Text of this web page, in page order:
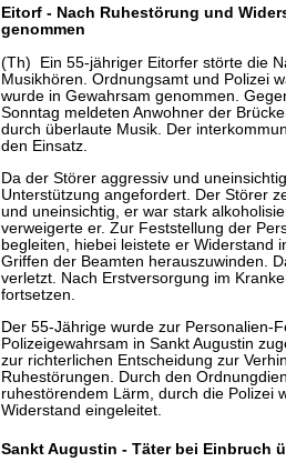
Eitorf - Nach Ruhestörung und
genommen
(Th) Ein 55-jähriger Eitorfer störte die
Musikhören. Ordnungsamt und Polizei
wurde in Gewahrsam genommen.
Sonntag meldeten Anwohner der
durch überlaute Musik. Der
den Einsatz.
Da der Störer aggressiv und
Unterstützung angefordert. Der Störer
und uneinsichtig, er war stark
verweigerte er. Zur Feststellung der
begleiten, hiebei leistete er Widerstand
Griffen der Beamten herauszuwinden.
verletzt. Nach Erstversorgung im
fortsetzen.
Der 55-Jährige wurde zur Personalien-
Polizeigewahrsam in Sankt Augustin
zur richterlichen Entscheidung zur
Ruhestörungen. Durch den
ruhestörendem Lärm, durch die Polizei
Widerstand eingeleitet.
Sankt Augustin - Täter bei Einbruch